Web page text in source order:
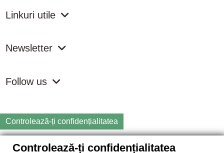
Linkuri utile
Newsletter
Follow us
Controlează-ți confidențialitatea
Copyright 2026 samdistribution.ro - Magazin online cu Produse
Controlează-ți confidențialitatea